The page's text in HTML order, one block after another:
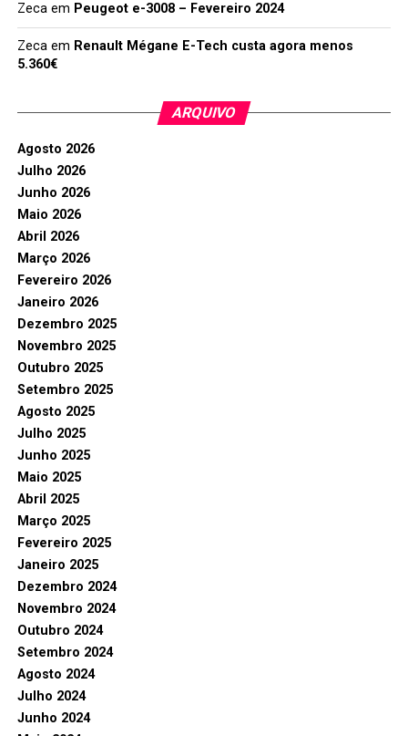
Zecaem Peugeot e-3008 – Fevereiro 2024
Zecaem Renault Mégane E-Tech custa agora menos
5.360€
ARQUIVO
Agosto 2026
Julho 2026
Junho 2026
Maio 2026
Abril 2026
Março 2026
Fevereiro 2026
Janeiro 2026
Dezembro 2025
Novembro 2025
Outubro 2025
Setembro 2025
Agosto 2025
Julho 2025
Junho 2025
Maio 2025
Abril 2025
Março 2025
Fevereiro 2025
Janeiro 2025
Dezembro 2024
Novembro 2024
Outubro 2024
Setembro 2024
Agosto 2024
Julho 2024
Junho 2024